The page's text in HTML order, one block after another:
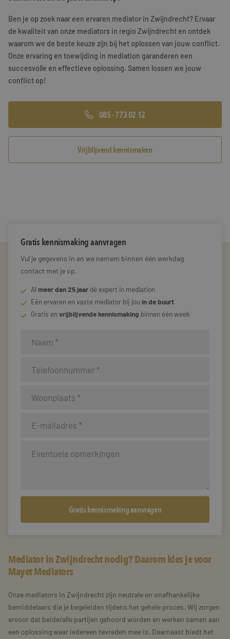
Training & Leiderschap
Referenties
Gratis folder
Ben je op zoek naar een ervaren mediator in Zwijndrecht? Ervaar
de kwaliteit van onze mediators in regio Zwijndrecht en ontdek
waarom we de beste keuze zijn bij het oplossen van jouw conflict.
Onze ervaring en toewijding in mediation garanderen een
succesvolle en effectieve oplossing. Samen lossen we jouw
conflict op!
085 - 773 02 12
Vrijblijvend kennismaken
Mediator in Zwijndrecht nodig? Daarom kies je voor
Mayet Mediators
Onze mediators in Zwijndrecht zijn neutrale en onafhankelijke
bemiddelaars die je begeleiden tijdens het gehele proces. Wij zorgen
ervoor dat beide/alle partijen gehoord worden en werken samen aan
een oplossing waar iedereen tevreden mee is. Daarnaast biedt het
Gratis kennismaking aanvragen
Vul je gegevens in en we nemem binnen één werkdag
contact met je op.
Al meer dan 25 jaar dé expert in mediation
Eén ervaren en vaste mediator bij jou in de buurt
Gratis envrijblijvende kennismaking binnen één week